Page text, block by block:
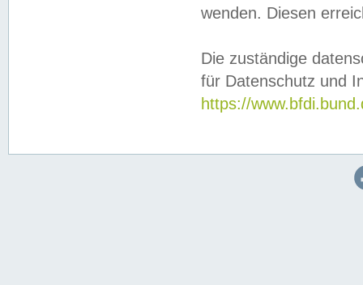
wenden. Diesen
Die zuständige
für Datenschutz und
https://